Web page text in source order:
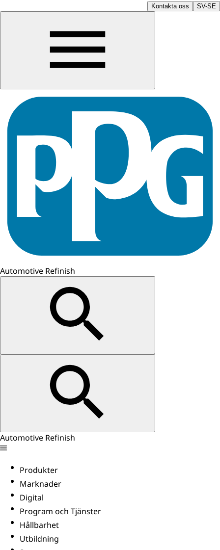
Kontakta oss SV-SE
Automotive Refinish
Automotive Refinish
Produkter
Marknader
Digital
Program och Tjänster
Hållbarhet
Utbildning